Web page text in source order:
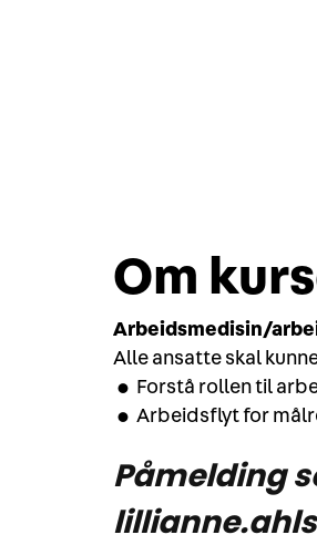
Om
Arbeidsmedisin/
Alle ansatte skal
• Forstå rollen til
• Arbeidsflyt for
Påmelding